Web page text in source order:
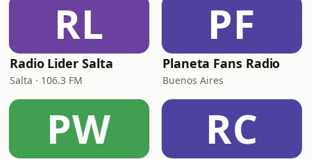
RL
Radio Lider Salta
Salta · 106.3 FM
PF
Planeta Fans Radio
Buenos Aires
PW RС